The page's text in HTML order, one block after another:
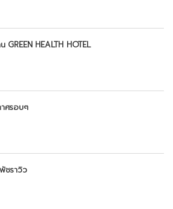
GREEN HEALTH HOTEL
ศรอบๆ
ชราวิว